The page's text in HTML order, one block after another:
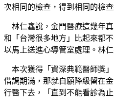
次相同的檢查，得到相同的檢
林仁鑫說，金門醫療這幾年真
和「台灣很多地方」比起來都
以馬上送進心導管室處理。林
本次獲得「資深典範醫師獎」
借調期滿，那就自願降級留在
行醫下去，「直到不能看診為